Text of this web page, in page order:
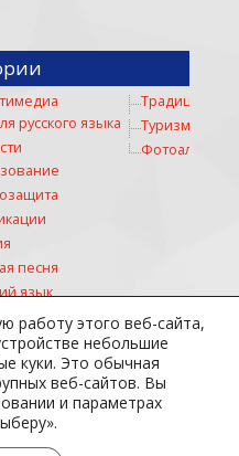
работу этого веб-сайта,
небольшие
куки. Это обычная
веб-сайтов. Вы
и параметрах
русского языка
песня
язык
слово
диктант
Традиции
Туризм
Фотоальбом